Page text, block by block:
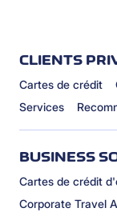
CLIENTS
Cartes de crédit
Services
BUSINESS
Cartes de crédit
Corporate Travel